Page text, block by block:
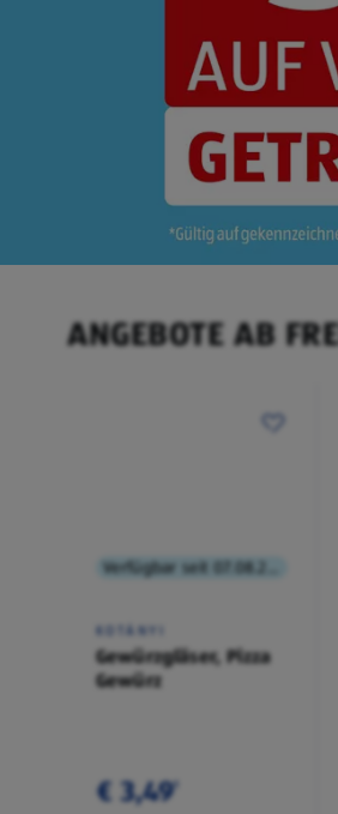
ANGEBOTE AB
KOTÁNYI
Gewürzgläser, Pizza
Gewürz
€ 3,49¹